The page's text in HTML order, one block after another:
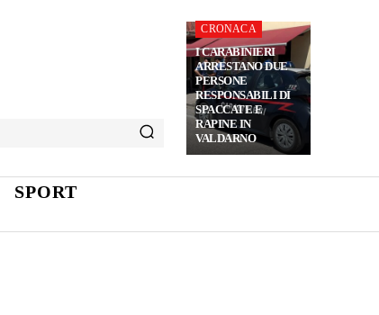
CRONACA
I CARABINIERI
ARRESTANO DUE
PERSONE
RESPONSABILI DI
SPACCATE E
RAPINE IN
VALDARNO
SPORT